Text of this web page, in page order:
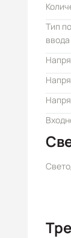
Тип
ввода